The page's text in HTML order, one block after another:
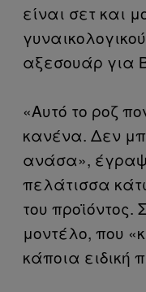
είναι σετ και
αξεσουάρ για
«Αυτό το ροζ
κανένα. Δεν
ανάσα»,
πελάτισσα
του προϊόντος.
μοντέλο, που
κάποια ειδική